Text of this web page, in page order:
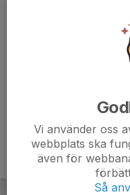
Vi använder oss
webbplats ska
även för
Så